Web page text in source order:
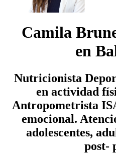
Camila
en
Nutricionista
en actividad
Antropometrista
emocional.
adolescentes,
post-